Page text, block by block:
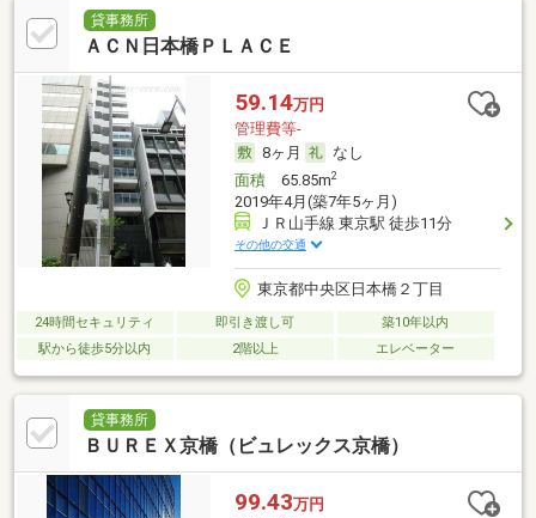
貸事務所
ＡＣＮ日本橋ＰＬＡＣＥ
59.14万円
管理費等-
8ヶ月
なし
面積65.85m2
2019年4月(築7年5ヶ月)
ＪＲ山手線 東京駅 徒歩11分
その他の交通
東京都中央区日本橋２丁目
24時間セキュリティ 即引き渡し可
築10年以内
駅から徒歩5分以内
2階以上 エレベーター
貸事務所
ＢＵＲＥＸ京橋（ビュレックス京橋）
99.43万円